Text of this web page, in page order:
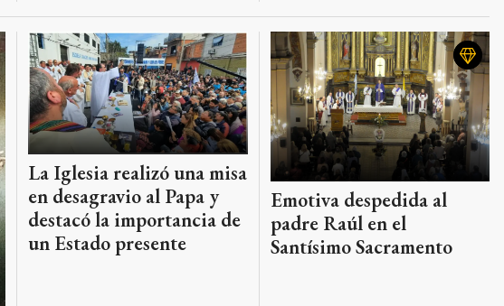
La Iglesia realizó una misa
en desagravio al Papa y
destacó la importancia de
un Estado presente
Emotiva despedida al
padre Raúl en el
Santísimo Sacramento